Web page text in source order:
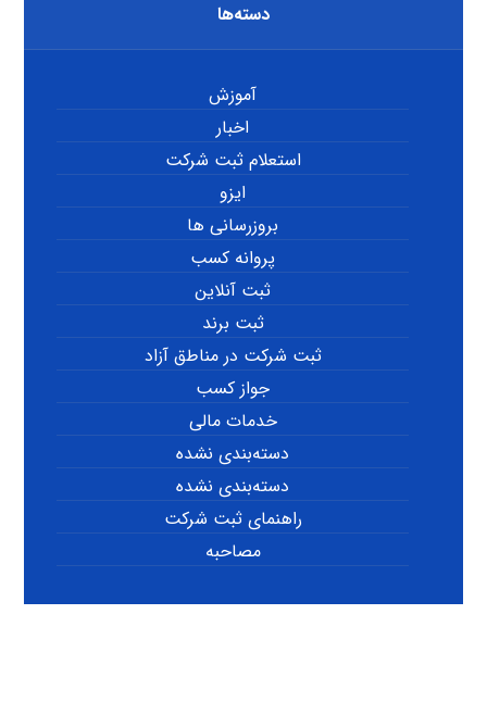
دسته‌ها
آموزش
اخبار
استعلام ثبت شرکت
ایزو
بروزرسانی ها
پروانه کسب
ثبت آنلاین
ثبت برند
ثبت شرکت در مناطق آزاد
جواز کسب
خدمات مالی
دسته‌بندی نشده
دسته‌بندی نشده
راهنمای ثبت شرکت
مصاحبه